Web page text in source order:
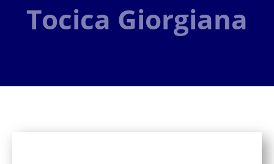
Tocica Giorgiana